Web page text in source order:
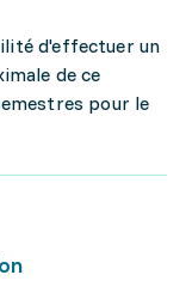
d'effectuer un
de ce
pour le